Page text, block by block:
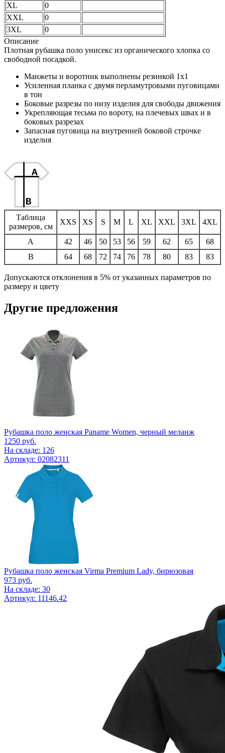
XL
0
XXL
0
3XL
0
Описание
Плотная рубашка поло унисекс из органического хлопка со
свободной посадкой.
Манжеты и воротник выполнены резинкой 1x1
Усиленная планка с двумя перламутровыми пуговицами
в тон
Боковые разрезы по низу изделия для свободы движения
Укрепляющая тесьма по вороту, на плечевых швах и в
боковых разрезах
Запасная пуговица на внутренней боковой строчке
изделия
Таблица
размеров, см
XXS XS S M L XL XXL 3XL 4XL
A 42 46 50 53 56 59 62 65
68
B
64 68 72 74 76 78 80 83 83
Допускаются отклонения в 5% от указанных параметров по
размеру и цвету
Другие предложения
Рубашка поло женская Paname Women, черный меланж
1250 руб.
На складе: 126
Артикул: 02082311
Рубашка поло женская Virma Premium Lady, бирюзовая
973 руб.
На складе: 30
Артикул: 11146.42